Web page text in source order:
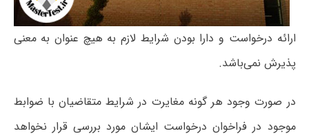
ارائه درخواست و دارا بودن شرایط لازم به هیچ عنوان به معنی
پذیرش نمی‌باشد.
در صورت وجود هر گونه مغایرت در شرایط متقاضیان با ضوابط
موجود در فراخوان درخواست ایشان مورد بررسی قرار نخواهد